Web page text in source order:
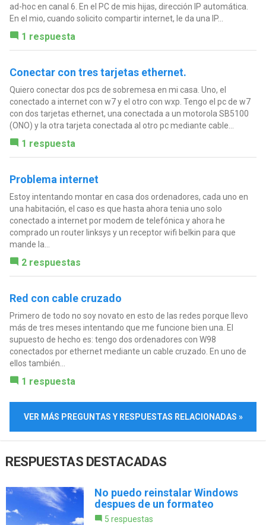
ad-hoc en canal 6. En el PC de mis hijas, dirección IP automática.
En el mio, cuando solicito compartir internet, le da una IP...
1 respuesta
Conectar con tres tarjetas ethernet.
Quiero conectar dos pcs de sobremesa en mi casa. Uno, el
conectado a internet con w7 y el otro con wxp. Tengo el pc de w7
con dos tarjetas ethernet, una conectada a un motorola SB5100
(ONO) y la otra tarjeta conectada al otro pc mediante cable...
1 respuesta
Problema internet
Estoy intentando montar en casa dos ordenadores, cada uno en
una habitación, el caso es que hasta ahora tenia uno solo
conectado a internet por modem de telefónica y ahora he
comprado un router linksys y un receptor wifi belkin para que
mande la...
2 respuestas
Red con cable cruzado
Primero de todo no soy novato en esto de las redes porque llevo
más de tres meses intentando que me funcione bien una. El
supuesto de hecho es: tengo dos ordenadores con W98
conectados por ethernet mediante un cable cruzado. En uno de
ellos también...
1 respuesta
VER MÁS PREGUNTAS Y RESPUESTAS RELACIONADAS »
RESPUESTAS DESTACADAS
No puedo reinstalar Windows
despues de un formateo
5 respuestas